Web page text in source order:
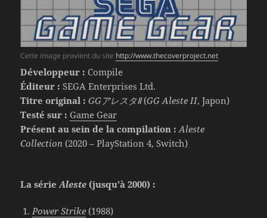
Cette image provient du site http://www.thecoverproject.net
Développeur : Compile
Éditeur : SEGA Enterprises Ltd.
Titre original : GGアレスタⅡ(GG Aleste II, Japon)
Testé sur : Game Gear
Présent au sein de la compilation : Aleste
Collection (2020 – PlayStation 4, Switch)
La sérieAleste (jusqu’à 2000) :
Power Strike (1988)